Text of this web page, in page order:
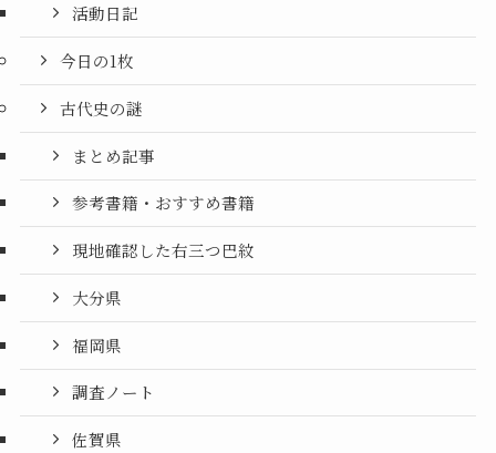
活動日記
今日の1枚
古代史の謎
まとめ記事
参考書籍・おすすめ書籍
現地確認した右三つ巴紋
大分県
福岡県
調査ノート
佐賀県